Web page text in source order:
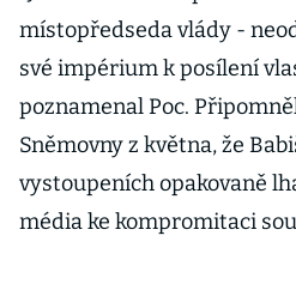
místopředseda vlády -
své impérium k posílení
poznamenal Poc.
Sněmovny z května, že
vystoupeních opakovaně
média ke kompromitaci